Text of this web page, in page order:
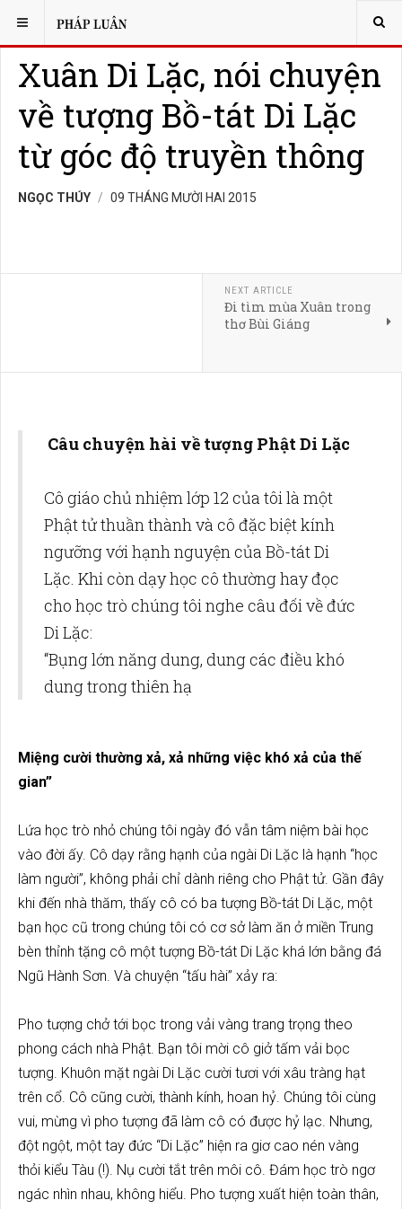
BẠN ĐANG Ở: GIAO TIẾP
Xuân Di Lặc, nói chuyện
về tượng Bồ-tát Di Lặc
từ góc độ truyền thông
NGỌC THÚY 09 THÁNG MƯỜI HAI 2015
NEXT ARTICLE
Đi tìm mùa Xuân trong
thơ Bùi Giáng
Câu chuyện hài về tượng Phật Di Lặc
Cô giáo chủ nhiệm lớp 12 của tôi là một
Phật tử thuần thành và cô đặc biệt kính
ngưỡng với hạnh nguyện của Bồ-tát Di
Lặc. Khi còn dạy học cô thường hay đọc
cho học trò chúng tôi nghe câu đối về đức
Di Lặc:
“Bụng lớn năng dung, dung các điều khó
dung trong thiên hạ
Miệng cười thường xả, xả những việc khó xả của thế
gian”
Lứa học trò nhỏ chúng tôi ngày đó vẫn tâm niệm bài học
vào đời ấy. Cô dạy rằng hạnh của ngài Di Lặc là hạnh “học
làm người”, không phải chỉ dành riêng cho Phật tử. Gần đây
khi đến nhà thăm, thấy cô có ba tượng Bồ-tát Di Lặc, một
bạn học cũ trong chúng tôi có cơ sở làm ăn ở miền Trung
bèn thỉnh tặng cô một tượng Bồ-tát Di Lặc khá lớn bằng đá
Ngũ Hành Sơn. Và chuyện “tấu hài” xảy ra:
Pho tượng chở tới bọc trong vải vàng trang trọng theo
phong cách nhà Phật. Bạn tôi mời cô giở tấm vải bọc
tượng. Khuôn mặt ngài Di Lặc cười tươi với xâu tràng hạt
trên cổ. Cô cũng cười, thành kính, hoan hỷ. Chúng tôi cùng
vui, mừng vì pho tượng đã làm cô có được hỷ lạc. Nhưng,
đột ngột, một tay đức “Di Lặc” hiện ra giơ cao nén vàng
thỏi kiểu Tàu (!). Nụ cười tắt trên môi cô. Đám học trò ngơ
ngác nhìn nhau, không hiểu. Pho tượng xuất hiện toàn thân,